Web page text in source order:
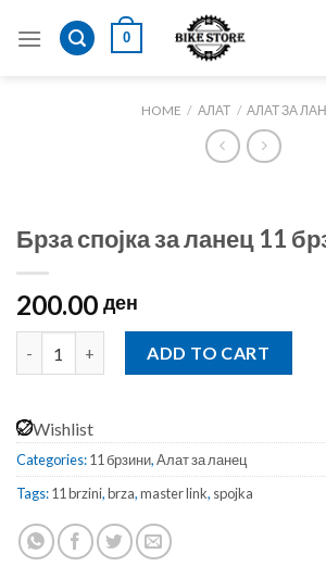
0
HOME / АЛАТ / АЛАТ ЗА
Брза спојка за ланец 11
200.00 ден
ADD TO CART
Wishlist
Categories:11 брзини,Алат за ланец
Tags:11 brzini,brza,master link, spojka